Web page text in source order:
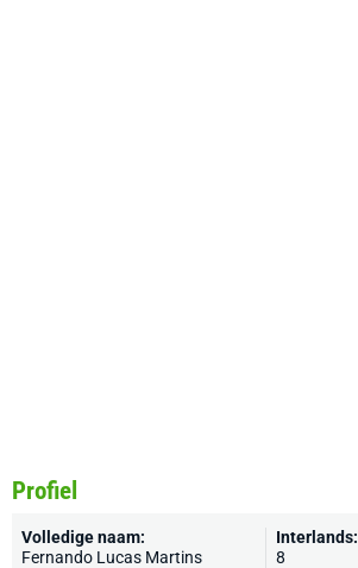
Profiel
Volledige naam:
Fernando Lucas Martins
Interlands:
8